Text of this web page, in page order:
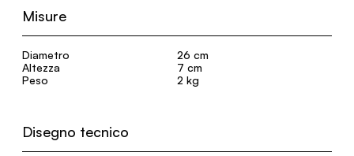
Misure
Diametro
26 cm
Altezza
7 cm
Peso
2 kg
Disegno tecnico